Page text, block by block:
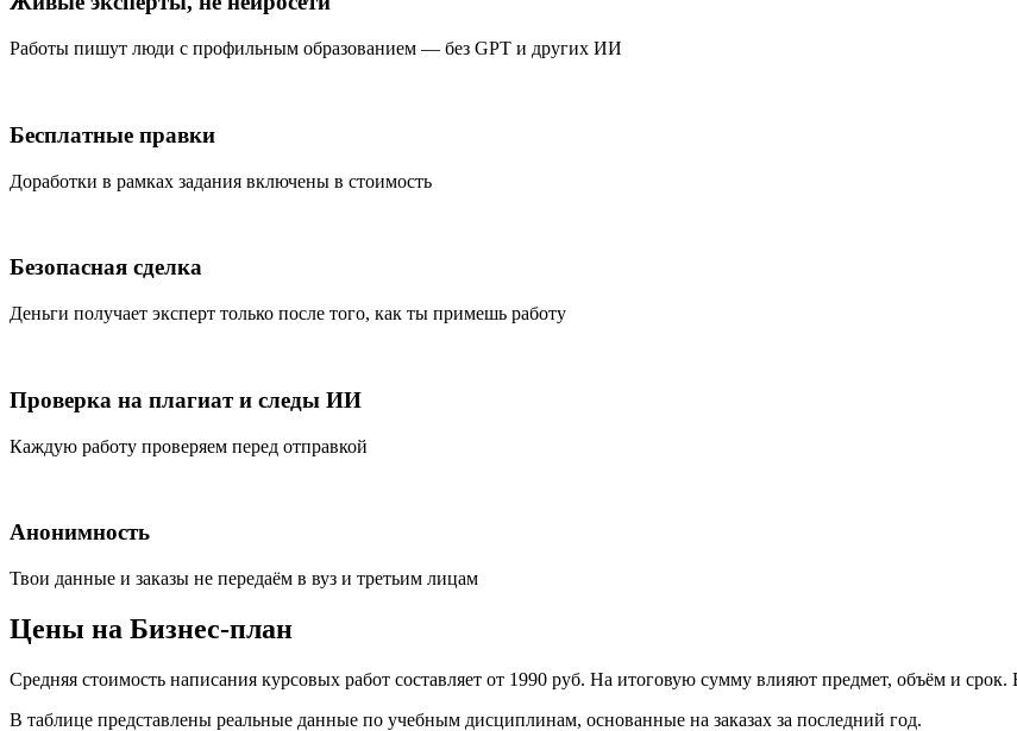
Работы пишут люди с профильным образованием — без GPT и других ИИ
Бесплатные правки
Доработки в рамках задания включены в стоимость
Безопасная сделка
Деньги получает эксперт только после того, как ты примешь работу
Проверка на плагиат и следы ИИ
Каждую работу проверяем перед отправкой
Анонимность
Твои данные и заказы не передаём в вуз и третьим лицам
Цены на Бизнес-план
Средняя стоимость написания курсовых работ составляет от 1990 руб. На итоговую сумму влияют предмет, объём и
В таблице представлены реальные данные по учебным дисциплинам, основанные на заказах за последний год.